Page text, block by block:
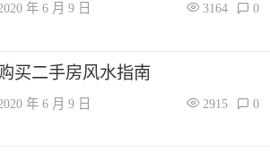
年 6 月 9 日 3164 0
买二手房风水指南
年 6 月 9 日 2915 0